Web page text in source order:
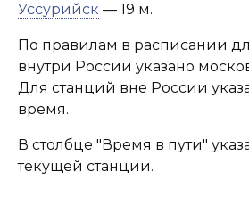
Уссурийск — 19 м.
По правилам в расписании
внутри России указано
Для станций вне России
время.
В столбце "Время в пути"
текущей станции.